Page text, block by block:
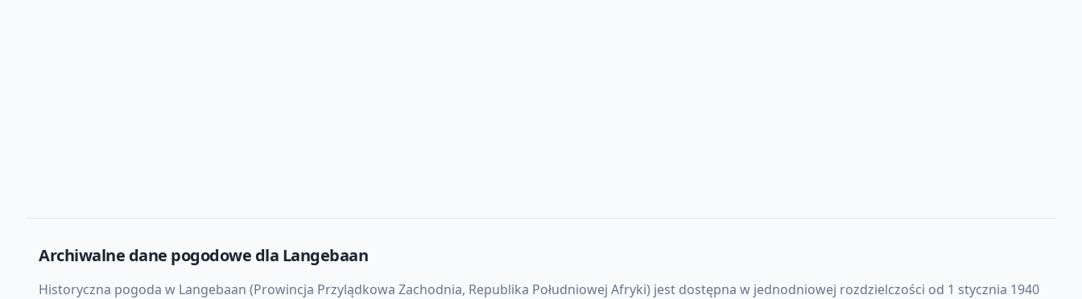
Archiwalne dane pogodowe dla Langebaan
Historyczna pogoda w Langebaan (Prowincja Przylądkowa Zachodnia, Republika Południowej Afryki) jest dostępna w jednodniowej rozdzielczości od 1 stycznia 1940